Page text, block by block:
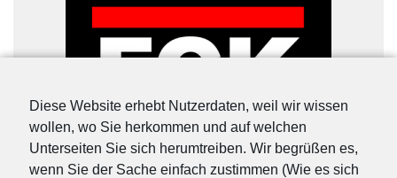
Diese Website erhebt Nutzerdaten, weil wir wissen
wollen, wo Sie herkommen und auf welchen
Unterseiten Sie sich herumtreiben. Wir begrüßen es,
wenn Sie der Sache einfach zustimmen (Wie es sich